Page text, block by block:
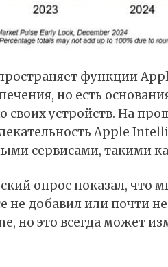
функции
но есть
своих устройств. На
Apple
сервисами, такими
опрос показал, что
не добавил или почти
но это всегда может